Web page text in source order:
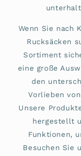
Wenn Sie nach
Rucksäcken
Sortiment
eine große
den
Vorlieben
Unsere
hergestellt
Funktionen,
Besuchen Sie